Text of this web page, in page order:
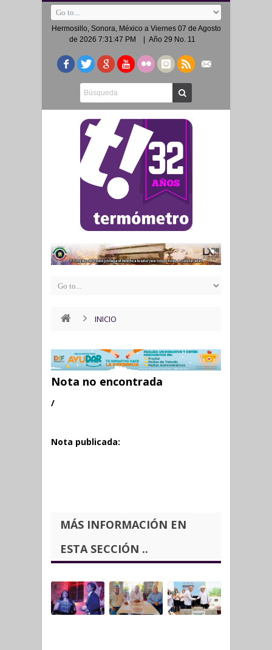
Hermosillo, Sonora, México a Viernes 07 de Agosto
de 2026 7:31:47 PM
| Año 29 No. 11
INICIO
Nota no encontrada
/
Nota publicada:
MÁS INFORMACIÓN EN
ESTA SECCIÓN ..